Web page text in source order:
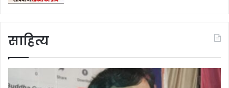
साहित्य